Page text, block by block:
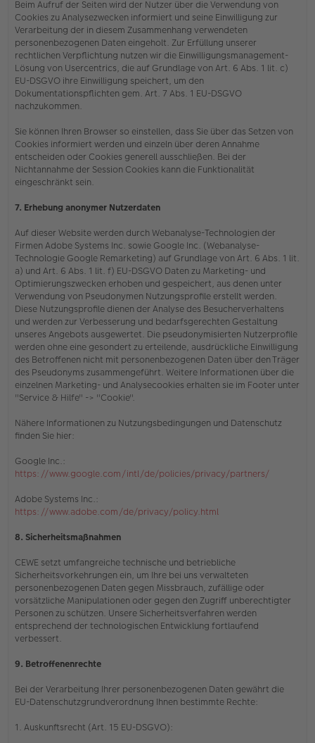
Beim Aufruf der Seiten wird der Nutzer über die Verwendung von
Cookies zu Analysezwecken informiert und seine Einwilligung zur
Verarbeitung der in diesem Zusammenhang verwendeten
personenbezogenen Daten eingeholt. Zur Erfüllung unserer
rechtlichen Verpflichtung nutzen wir die Einwilligungsmanagement-
Lösung von Usercentrics, die auf Grundlage von Art. 6 Abs. 1 lit. c)
EU-DSGVO ihre Einwilligung speichert, um den
Dokumentationspflichten gem. Art. 7 Abs. 1 EU-DSGVO
nachzukommen.
Sie können Ihren Browser so einstellen, dass Sie über das Setzen von
Cookies informiert werden und einzeln über deren Annahme
entscheiden oder Cookies generell ausschließen. Bei der
Nichtannahme der Session Cookies kann die Funktionalität
eingeschränkt sein.
7. Erhebung anonymer Nutzerdaten
Auf dieser Website werden durch Webanalyse-Technologien der
Firmen Adobe Systems Inc. sowie Google Inc. (Webanalyse-
Technologie Google Remarketing) auf Grundlage von Art. 6 Abs. 1 lit.
a) und Art. 6 Abs. 1 lit. f) EU-DSGVO Daten zu Marketing- und
Optimierungszwecken erhoben und gespeichert, aus denen unter
Verwendung von Pseudonymen Nutzungsprofile erstellt werden.
Diese Nutzungsprofile dienen der Analyse des Besucherverhaltens
und werden zur Verbesserung und bedarfsgerechten Gestaltung
unseres Angebots ausgewertet. Die pseudonymisierten Nutzerprofile
werden ohne eine gesondert zu erteilende, ausdrückliche Einwilligung
des Betroffenen nicht mit personenbezogenen Daten über den Träger
des Pseudonyms zusammengeführt. Weitere Informationen über die
einzelnen Marketing- und Analysecookies erhalten sie im Footer unter
"Service & Hilfe" -> "Cookie".
Nähere Informationen zu Nutzungsbedingungen und Datenschutz
finden Sie hier:
Google Inc.:
https://www.google.com/intl/de/policies/privacy/partners/
Adobe Systems Inc.:
https://www.adobe.com/de/privacy/policy.html
8. Sicherheitsmaßnahmen
CEWE setzt umfangreiche technische und betriebliche
Sicherheitsvorkehrungen ein, um Ihre bei uns verwalteten
personenbezogenen Daten gegen Missbrauch, zufällige oder
vorsätzliche Manipulationen oder gegen den Zugriff unberechtigter
Personen zu schützen. Unsere Sicherheitsverfahren werden
entsprechend der technologischen Entwicklung fortlaufend
verbessert.
9. Betroffenenrechte
Bei der Verarbeitung Ihrer personenbezogenen Daten gewährt die
EU-Datenschutzgrundverordnung Ihnen bestimmte Rechte:
1. Auskunftsrecht (Art. 15 EU-DSGVO):